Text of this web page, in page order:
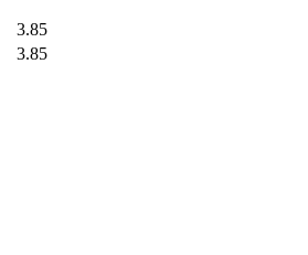
3.85
3.85